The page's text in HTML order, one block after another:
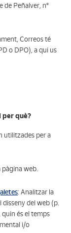
de Peñalver, nº
Correos té
o DPO), a qui us
per què?
utilitzades per a
web.
: Analitzar la
del web (p.
quin és el temps
i/o